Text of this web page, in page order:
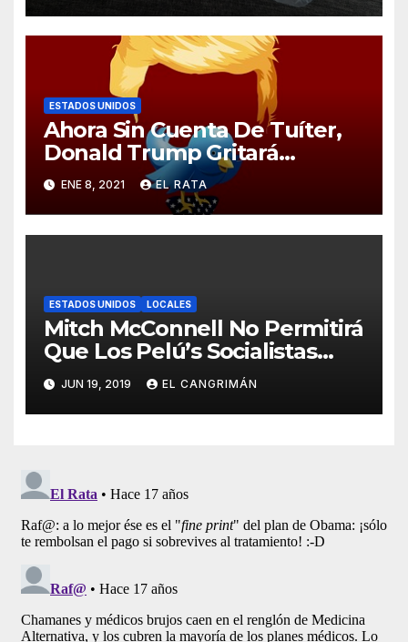
ESTADOS UNIDOS
Ahora Sin Cuenta De Tuíter,
Donald Trump Gritará
Barrabasadas Desde Una
Tumbacocos
ENE 8, 2021 EL RATA
ESTADOS UNIDOS LOCALES
Mitch McConnell No Permitirá
Que Los Pelú’s Socialistas
Comunistas Del PNP Logren
La Estadidad
JUN 19, 2019 EL CANGRIMÁN